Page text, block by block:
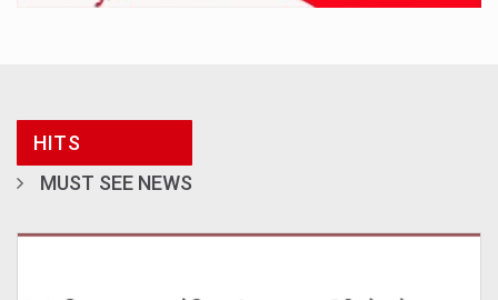
HITS
MUST SEE NEWS